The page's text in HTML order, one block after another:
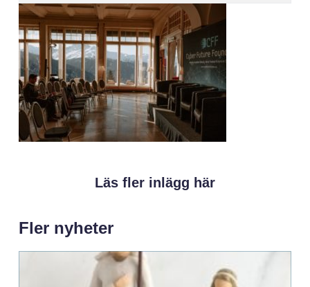
Läs fler inlägg här
Fler nyheter